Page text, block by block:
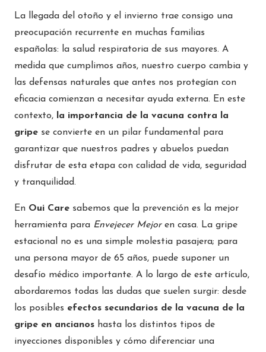
La llegada del otoño y el invierno trae consigo una
preocupación recurrente en muchas familias
españolas: la salud respiratoria de sus mayores. A
medida que cumplimos años, nuestro cuerpo cambia y
las defensas naturales que antes nos protegían con
eficacia comienzan a necesitar ayuda externa. En este
contexto,
la importancia de la vacuna contra la
gripe se convierte en un pilar fundamental para
garantizar que nuestros padres y abuelos puedan
disfrutar de esta etapa con calidad de vida, seguridad
y tranquilidad.
En Oui Care sabemos que la prevención es la mejor
herramienta para Envejecer Mejoren casa. La gripe
estacional no es una simple molestia pasajera; para
una persona mayor de 65 años, puede suponer un
desafío médico importante. A lo largo de este artículo,
abordaremos todas las dudas que suelen surgir: desde
los posibles efectos secundarios de la vacuna de la
gripe en ancianos hasta los distintos tipos de
inyecciones disponibles y cómo diferenciar una